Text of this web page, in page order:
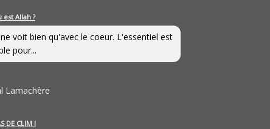
est Allah ?
voit bien qu'avec le coeur. L'essentiel est
pour...
Lamachère
DE CLIM !